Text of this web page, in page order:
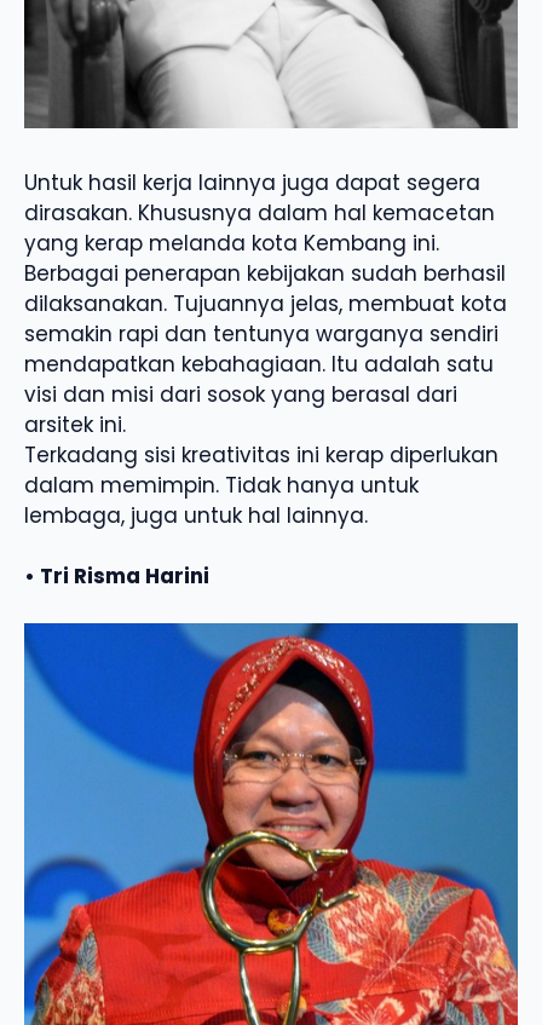
Untuk hasil kerja lainnya juga dapat segera
dirasakan. Khususnya dalam hal kemacetan
yang kerap melanda kota Kembang ini.
Berbagai penerapan kebijakan sudah berhasil
dilaksanakan. Tujuannya jelas, membuat kota
semakin rapi dan tentunya warganya sendiri
mendapatkan kebahagiaan. Itu adalah satu
visi dan misi dari sosok yang berasal dari
arsitek ini.
Terkadang sisi kreativitas ini kerap diperlukan
dalam memimpin. Tidak hanya untuk
lembaga, juga untuk hal lainnya.
• Tri Risma Harini